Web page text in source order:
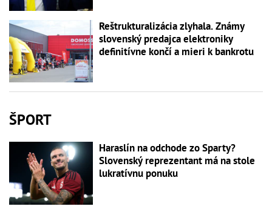
Reštrukturalizácia zlyhala. Známy
slovenský predajca elektroniky
definitívne končí a mieri k bankrotu
ŠPORT
Haraslín na odchode zo Sparty?
Slovenský reprezentant má na stole
lukratívnu ponuku